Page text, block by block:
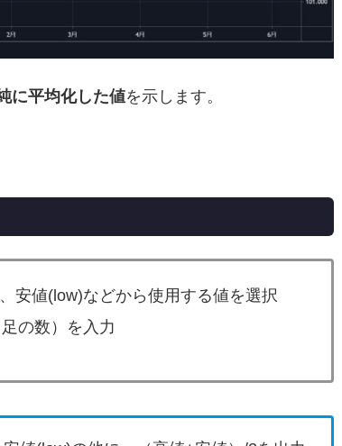
に平均化した値を示します。
安値(low)などから使用する値を選択
の数）を入力